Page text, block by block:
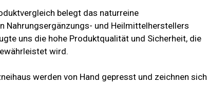
belegt das naturreine
Nahrungsergänzungs- und Heilmittelherstellers
uns die hohe Produktqualität und Sicherheit, die
wird.
werden von Hand gepresst und zeichnen sich